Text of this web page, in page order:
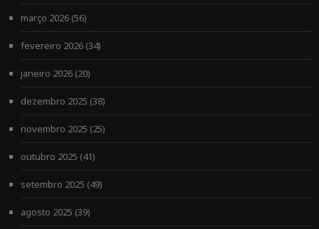
março 2026(56)
fevereiro 2026(34)
janeiro 2026(20)
dezembro 2025 (38)
novembro 2025 (25)
outubro 2025 (41)
setembro 2025 (49)
agosto 2025 (39)